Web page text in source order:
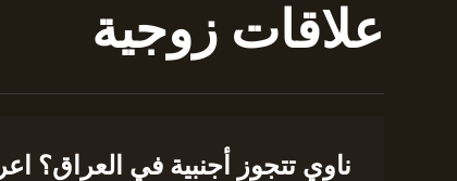
علاقات زوجية
ناوي تتجوز أجنبية في العراق؟